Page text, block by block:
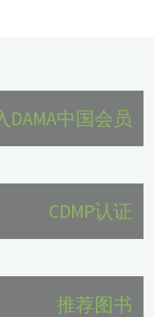
DAMA中国会员
CDMP认证
推荐图书